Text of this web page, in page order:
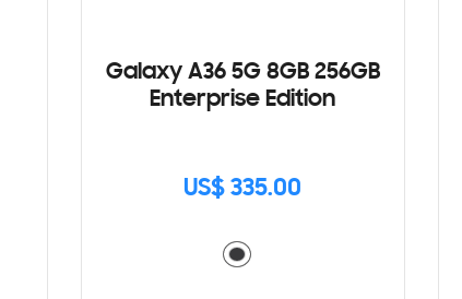
Galaxy A36 5G 8GB 256GB
Enterprise Edition
US$ 335.00